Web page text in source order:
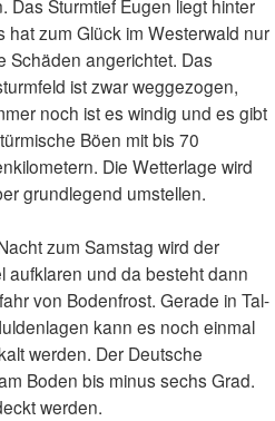
Das Sturmtief Eugen liegt hinter
hat zum Glück im Westerwald nur
Schäden angerichtet. Das
ist zwar weggezogen,
noch ist es windig und es gibt
Böen mit bis 70
Die Wetterlage wird
grundlegend umstellen.
zum Samstag wird der
aufklaren und da besteht dann
von Bodenfrost. Gerade in Tal-
kann es noch einmal
werden. Der Deutsche
Boden bis minus sechs Grad.
werden.